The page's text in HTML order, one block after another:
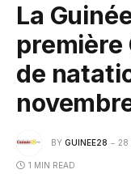
La
première
de
BY GUINEE28 28
1 MIN READ